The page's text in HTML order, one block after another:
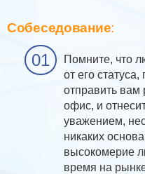
Собеседование:
Помните, что
от его
отправить
офис, и
уважением,
никаких
высокомерие
время на